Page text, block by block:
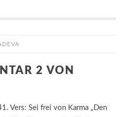
2 VON
Vers: Sei frei von Karma „Den